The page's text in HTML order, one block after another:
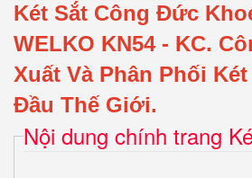
Két Sắt Công Đức
WELKO KN54 - KC.
Xuất Và Phân Phối Két
Đầu Thế Giới.
Nội dung chính trang